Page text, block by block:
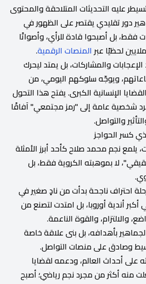
عليه التحديثات المتلاحقة والمحتوى
دور تقليدي يقتصر على الظهور في
فقط، بل أصبحوا قادة للرأي، وأصواتًا
لحظيًا عبر المنصات الرقمية.
والمشاركات، بل يمتد ليحرك
ويوجّه سلوكهم اليومي، من
الإنسانية الكبرى. يفتح هذا التحول
شخصية عامة إلى "رمز مجتمعي" آفاقًا
والتواصل.
كسر الحواجز
يلمع نجم محمد صلاح كأحد أبرز الأمثلة
لا بموهبته الكروية فقط، بل
احتراف ناجحة بدأت من نادٍ صغير في
أندية أوروبا، بل امتدت لتصنع من
والالتزام، والقوة الناعمة.
بأهدافه، بل بنى علاقة خاصة
وصادق على منصات التواصل.
على أحداث العالم، ودعمه لقضايا
منه أكثر من مجرد نجم رياضي؛ أصبح